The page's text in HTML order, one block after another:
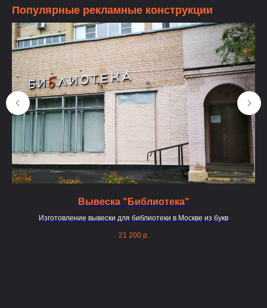
Популярные рекламные конструкции
Вывеска "Библиотека"
Изготовление вывески для библиотеки в Москве из букв
21 200 р.